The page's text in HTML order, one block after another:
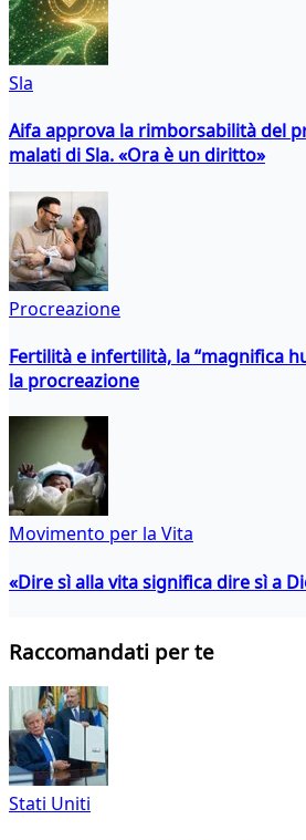
Sla
Aifa approva la rimborsabilità del
malati di Sla. «Ora è un diritto»
Procreazione
Fertilità e infertilità, la “magnifica
la procreazione
Movimento per la Vita
«Dire sì alla vita significa dire sì a
Raccomandati per te
Stati Uniti